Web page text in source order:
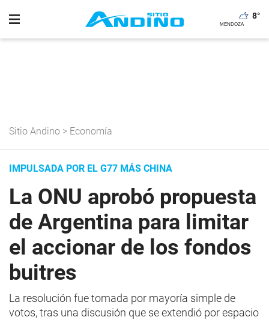
8°
Sitio Andino > Economía
IMPULSADA POR EL G77 MÁS CHINA
La ONU aprobó propuesta
de Argentina para limitar
el accionar de los fondos
buitres
La resolución fue tomada por mayoría simple de
votos, tras una discusión que se extendió por espacio